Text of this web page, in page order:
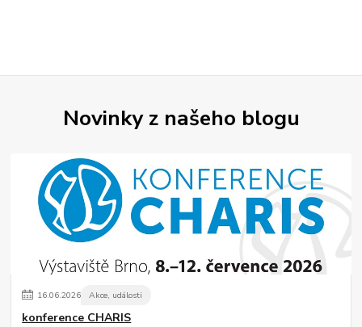
Novinky z našeho blogu
16.06.2026 Akce, události
konference CHARIS